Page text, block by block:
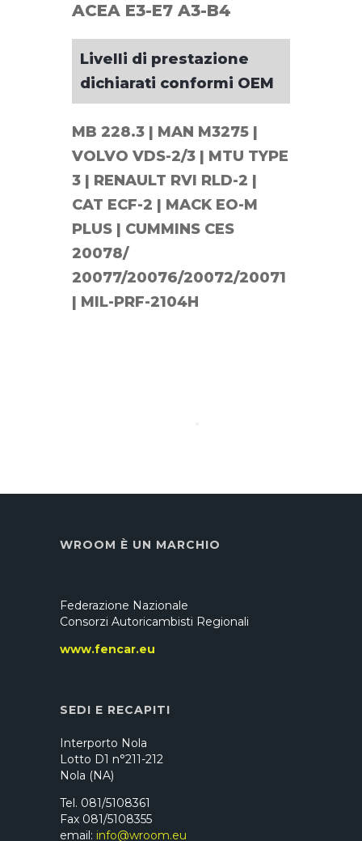
ACEA E3-E7 A3-B4
Livelli di prestazione
dichiarati conformi OEM
MB 228.3 | MAN M3275 |
VOLVO VDS-2/3 | MTU TYPE
3 | RENAULT RVI RLD-2 |
CAT ECF-2 | MACK EO-M
PLUS | CUMMINS CES
20078/
20077/20076/20072/20071
| MIL-PRF-2104H
WROOM È UN MARCHIO
Federazione Nazionale
Consorzi Autoricambisti Regionali
www.fencar.eu
SEDI E RECAPITI
Interporto Nola
Lotto D1 n°211-212
Nola (NA)
Tel. 081/5108361
Fax 081/5108355
email: info@wroom.eu